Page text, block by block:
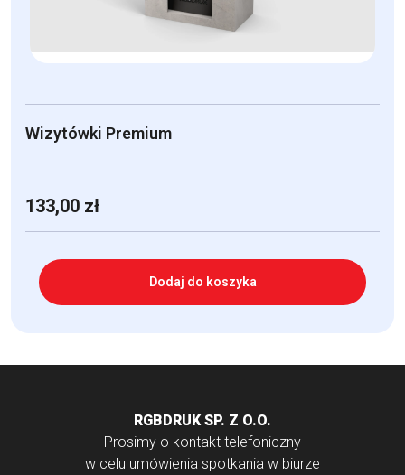
Wizytówki Premium
133,00 zł
Dodaj do koszyka
RGBDRUK SP. Z O.O.
Prosimy o kontakt telefoniczny
w celu umówienia spotkania w biurze